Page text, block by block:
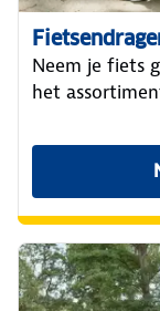
Neem je fiets
het